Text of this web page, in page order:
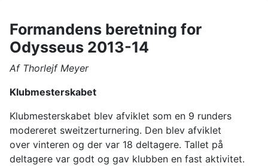
Formandens beretning for
Odysseus 2013-14
Af Thorlejf Meyer
Klubmesterskabet
Klubmesterskabet blev afviklet som en 9 runders
modereret sweitzerturnering. Den blev afviklet
over vinteren og der var 18 deltagere. Tallet på
deltagere var godt og gav klubben en fast aktivitet.